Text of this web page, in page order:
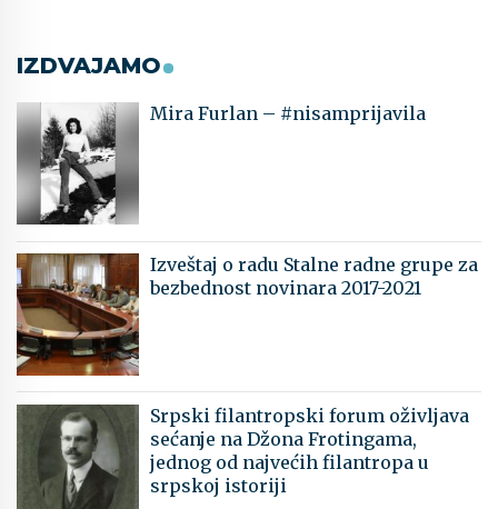
IZDVAJAMO
Mira Furlan – #nisamprijavila
Izveštaj o radu Stalne radne grupe za
bezbednost novinara 2017-2021
Srpski filantropski forum oživljava
sećanje na Džona Frotingama,
jednog od najvećih filantropa u
srpskoj istoriji